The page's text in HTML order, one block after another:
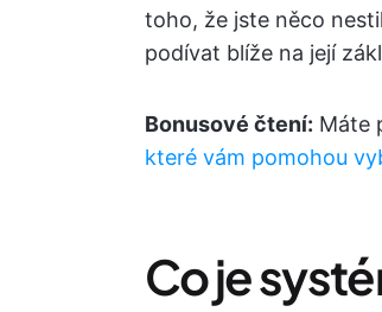
toho, že jste něco
podívat blíže na její
Bonusové čtení: Máte
které vám pomohou
Co je